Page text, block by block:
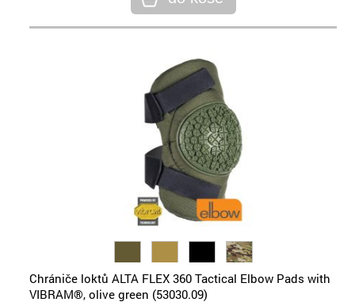
Chrániče loktů ALTA FLEX 360 Tactical Elbow Pads with
VIBRAM®, olive green (53030.09)